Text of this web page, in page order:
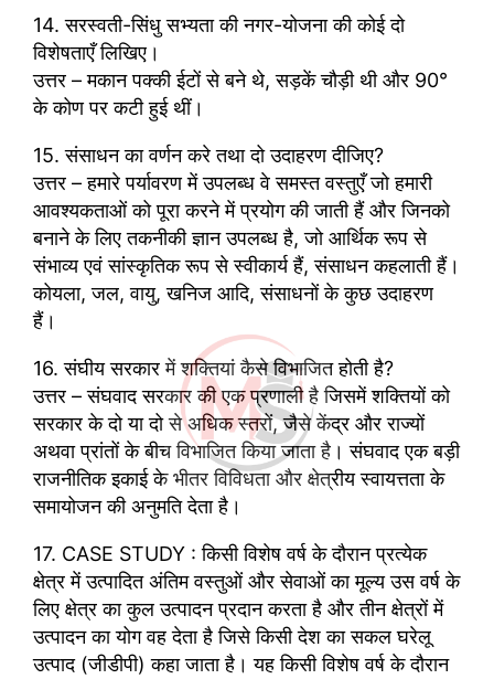
14. सरस्वती-सिंधु सभ्यता की नगर-योजना की कोई दो
विशेषताएँ लिखिए।
उत्तर – मकान पक्की ईटों से बने थे, सड़कें चौड़ी थी और 90°
के कोण पर कटी हुई थीं।
15. संसाधन का वर्णन करे तथा दो उदाहरण दीजिए?
उत्तर – हमारे पर्यावरण में उपलब्ध वे समस्त वस्तुएँ जो हमारी
आवश्यकताओं को पूरा करने में प्रयोग की जाती हैं और जिनको
बनाने के लिए तकनीकी ज्ञान उपलब्ध है, जो आर्थिक रूप से
संभाव्य एवं सांस्कृतिक रूप से स्वीकार्य हैं, संसाधन कहलाती हैं।
कोयला, जल, वायु, खनिज आदि, संसाधनों के कुछ उदाहरण
हैं।
16. संघीय सरकार में शक्तियां कैसे विभाजित होती है?
उत्तर – संघवाद सरकार की एक प्रणाली है जिसमें शक्तियों को
सरकार के दो या दो से अधिक स्तरों, जैसे केंद्र और राज्यों
अथवा प्रांतों के बीच विभाजित किया जाता है। संघवाद एक बड़ी
राजनीतिक इकाई के भीतर विविधता और क्षेत्रीय स्वायत्तता के
समायोजन की अनुमति देता है।
17. CASE STUDY : किसी विशेष वर्ष के दौरान प्रत्येक
क्षेत्र में उत्पादित अंतिम वस्तुओं और सेवाओं का मूल्य उस वर्ष के
लिए क्षेत्र का कुल उत्पादन प्रदान करता है और तीन क्षेत्रों में
उत्पादन का योग वह देता है जिसे किसी देश का सकल घरेलू
उत्पाद (जीडीपी) कहा जाता है। यह किसी विशेष वर्ष के दौरान